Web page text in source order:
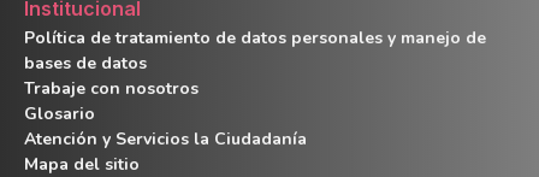
Institucional
Política de tratamiento de datos personales y manejo de
bases de datos
Trabaje con nosotros
Glosario
Atención y Servicios la Ciudadanía
Mapa del sitio